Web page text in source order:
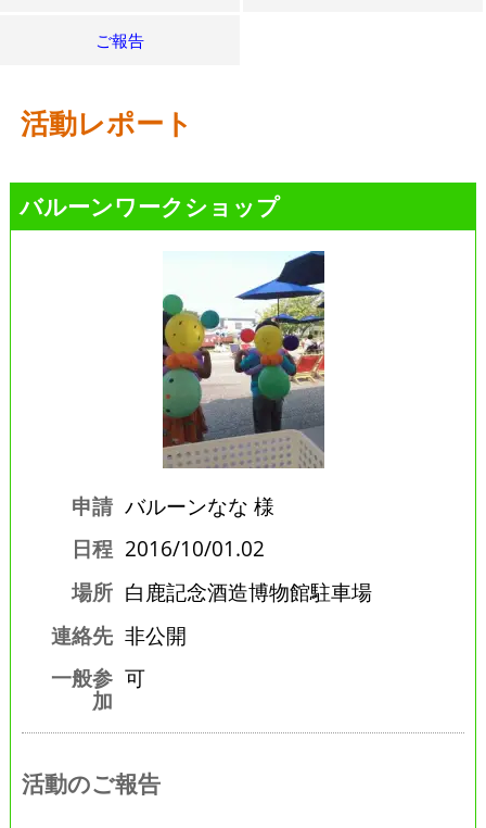
ご報告
活動レポート
バルーンワークショップ
申請 バルーンなな 様
日程 2016/10/01.02
場所 白鹿記念酒造博物館駐車場
連絡先 非公開
一般参
加
可
活動のご報告